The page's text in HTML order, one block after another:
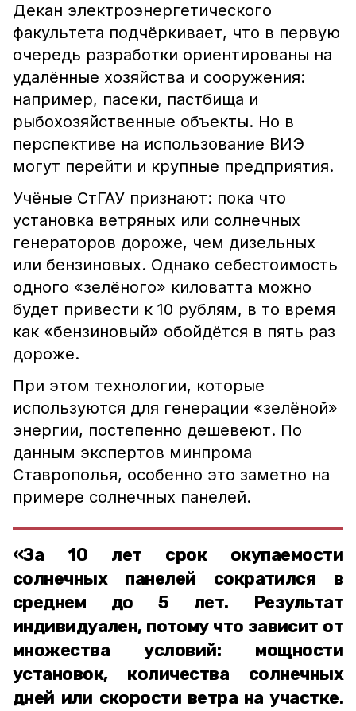
Декан электроэнергетического
факультета подчёркивает, что в первую
очередь разработки ориентированы на
удалённые хозяйства и сооружения:
например, пасеки, пастбища и
рыбохозяйственные объекты. Но в
перспективе на использование ВИЭ
могут перейти и крупные предприятия.
Учёные СтГАУ признают: пока что
установка ветряных или солнечных
генераторов дороже, чем дизельных
или бензиновых. Однако себестоимость
одного «зелёного» киловатта можно
будет привести к 10 рублям, в то время
как «бензиновый» обойдётся в пять раз
дороже.
При этом технологии, которые
используются для генерации «зелёной»
энергии, постепенно дешевеют. По
данным экспертов минпрома
Ставрополья, особенно это заметно на
примере солнечных панелей.
«За 10 лет срок окупаемости
солнечных панелей сократился в
среднем до 5 лет. Результат
индивидуален, потому что зависит от
множества условий: мощности
установок, количества солнечных
дней или скорости ветра на участке.